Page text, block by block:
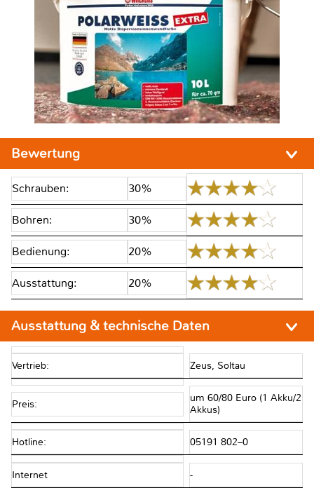
Bewertung
Schrauben: 30%
Bohren: 30%
Bedienung: 20%
Ausstattung: 20%
Ausstattung & technische Daten
Vertrieb: Zeus, Soltau
Preis:
um 60/80 Euro (1 Akku/2
Akkus)
Hotline: 05191 802–0
Internet -